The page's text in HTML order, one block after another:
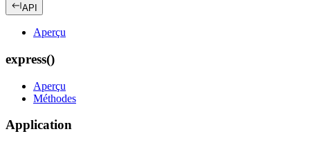
API
Aperçu
express()
Aperçu
Méthodes
Application